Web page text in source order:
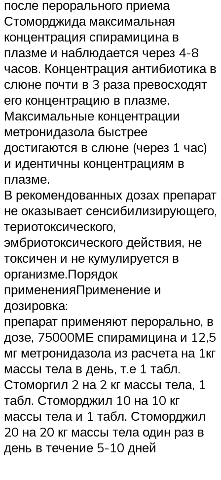
после перорального приема
Стоморджида максимальная
концентрация спирамицина в
плазме и наблюдается через 4-8
часов. Концентрация антибиотика в
слюне почти в 3 раза превосходят
его концентрацию в плазме.
Максимальные концентрации
метронидазола быстрее
достигаются в слюне (через 1 час)
и идентичны концентрациям в
плазме.
В рекомендованных дозах препарат
не оказывает сенсибилизирующего,
териотоксического,
эмбриотоксического действия, не
токсичен и не кумулируется в
организме.Порядок
примененияПрименение и
дозировка:
препарат применяют перорально, в
дозе, 75000МЕ спирамицина и 12,5
мг метронидазола из расчета на 1кг
массы тела в день, т.е 1 табл.
Стоморгил 2 на 2 кг массы тела, 1
табл. Стоморджил 10 на 10 кг
массы тела и 1 табл. Стоморджил
20 на 20 кг массы тела один раз в
день в течение 5-10 дней